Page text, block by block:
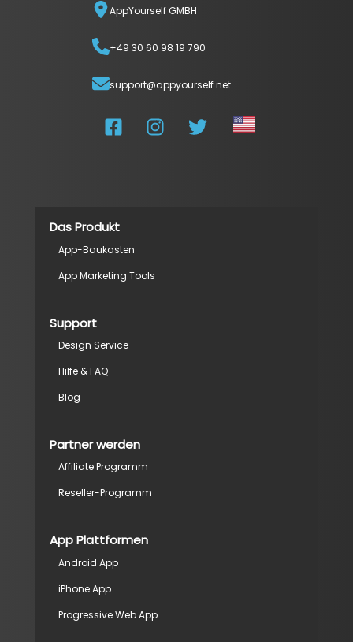
AppYourself GMBH
+49 30 60 98 19 790
support@appyourself.net
Das Produkt
App-Baukasten
App Marketing Tools
Support
Design Service
Hilfe & FAQ
Blog
Partner werden
Affiliate Programm
Reseller-Programm
App Plattformen
Android App
iPhone App
Progressive Web App